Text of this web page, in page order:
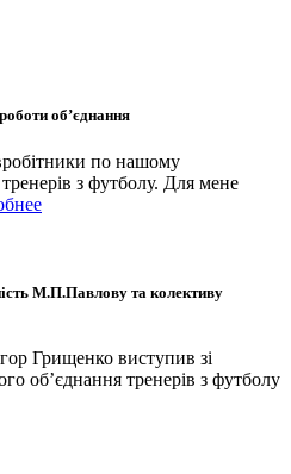
об’єднання
по нашому
з футболу. Для мене
М.П.Павлову та колективу
Грищенко виступив зі
об’єднання тренерів з футболу